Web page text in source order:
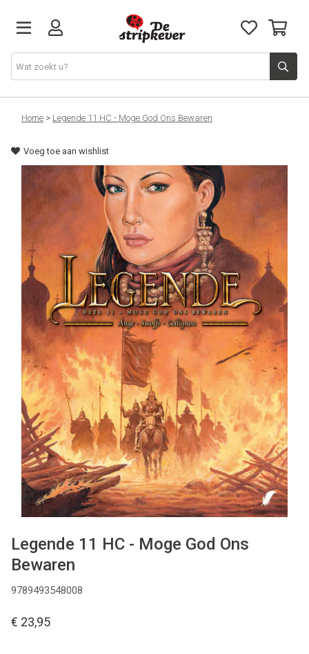
STRIPKEVER
NIEUWE RELEASES
EVENTS
STRIPS
JEUGD
GRAPHIC NOVELS
MANGA
COMICS
TOP-10
CADEAUBON
CONTACT
Home > Legende 11 HC - Moge God Ons Bewaren
Voeg toe aan wishlist
Legende 11 HC - Moge God Ons
Bewaren
9789493548008
€ 23,95